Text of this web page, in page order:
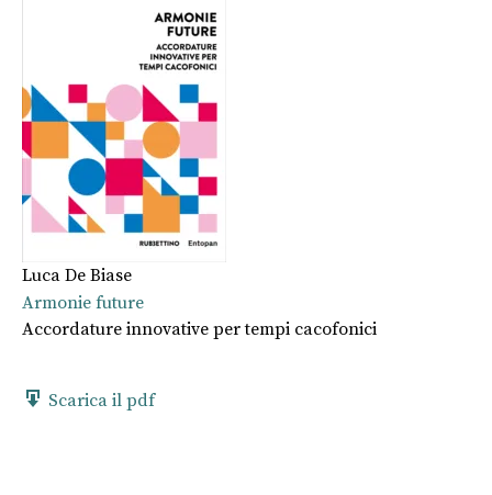
Luca De Biase
Armonie future
Accordature innovative per tempi cacofonici
Scarica il pdf